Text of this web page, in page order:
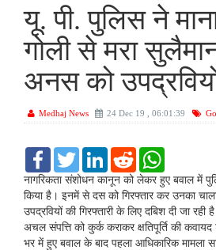
यू. पी. पुलिस ने
गोली से मरा
अनस को
Medhaj News 24 Dec 19 , 06:01:39
F
c
e
b
o
o
k
T
i
t
t
e
r
L
n
k
e
d
I
n
R
d
d
t
a
t
A
p
p
नागरिकता संशोधन कानून को लेकर हुए बवाल में
किया है। इनमें से दस को गिरफ्तार कर उनका
उपद्रवियों की गिरफ्तारी के लिए दबिश दी जा
अचल संपत्ति को कुर्क कराकर क्षतिपूर्ति की
भर में हुए बवाल के बाद पहला आधिकारिक मामला